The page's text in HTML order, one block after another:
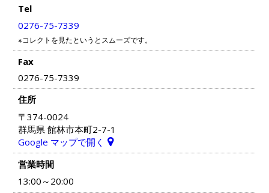
Tel
0276-75-7339
※コレクトを見たというとスムーズです。
Fax
0276-75-7339
住所
〒374-0024
群馬県 館林市本町2-7-1
Google マップで開く
営業時間
13:00～20:00